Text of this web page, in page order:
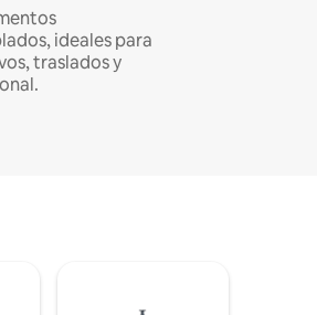
ideales para
traslados y